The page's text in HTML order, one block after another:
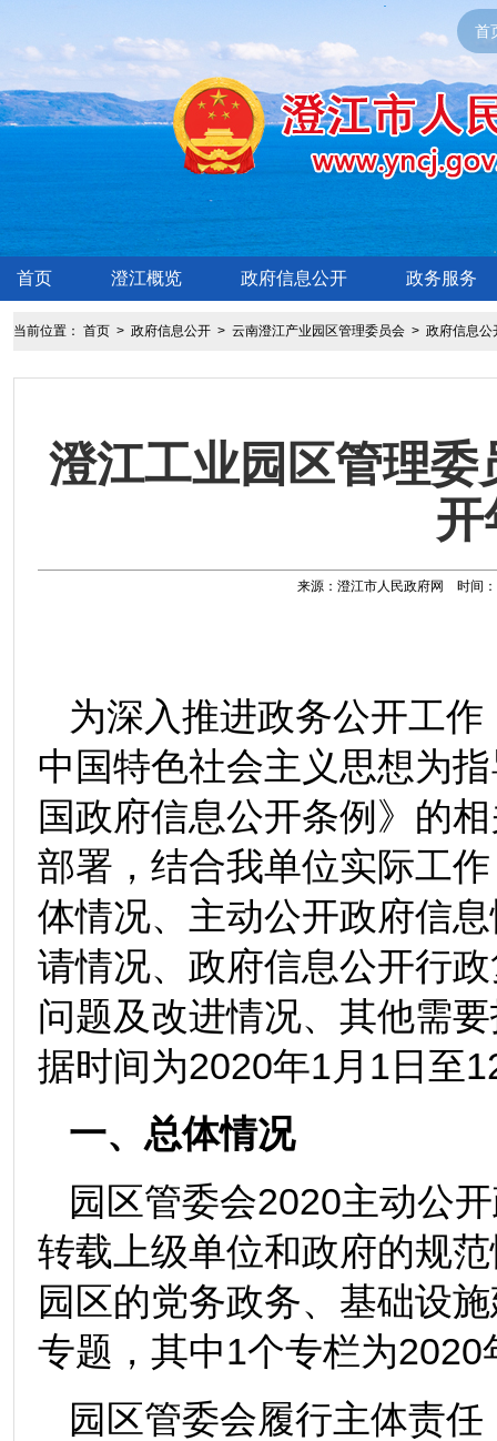
首
首页 澄江概览 政府信息公开 政务服务
当前位置： 首页> 政府信息公开> 云南澄江产业园区管理委员会> 政府信息公
澄江工业园区管理
开
来源：澄江市人民政府网 时间
为深入推进政务公开工
中国特色社会主义思想为
国政府信息公开条例》的
部署，结合我单位实际工
体情况、主动公开政府信
请情况、政府信息公开行
问题及改进情况、其他需
据时间为2020年1月1日至
一、总体情况
园区管委会2020主动公
转载上级单位和政府的规
园区的党务政务、基础设
专题，其中1个专栏为2020
园区管委会履行主体责任